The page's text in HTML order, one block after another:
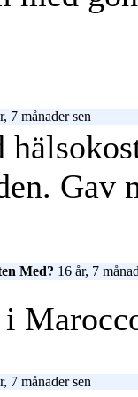
7 månader sen
Gav
Med? 16 år, 7
i
7 månader sen